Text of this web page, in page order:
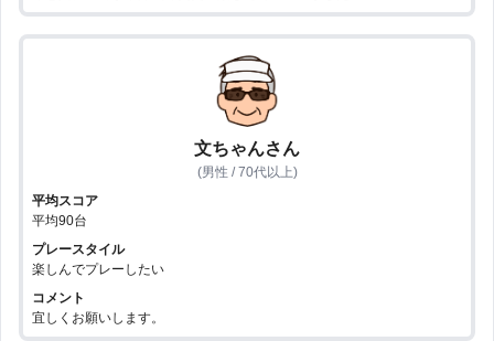
文ちゃんさん
(男性 / 70代以上)
平均スコア
平均90台
プレースタイル
楽しんでプレーしたい
コメント
宜しくお願いします。